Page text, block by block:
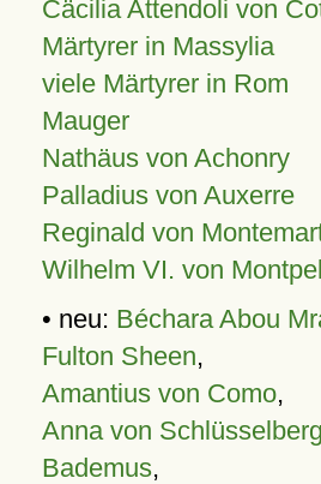
Cäcilia Attendoli von
Märtyrer in Massylia
viele Märtyrer in Rom
Mauger
Nathäus von Achonry
Palladius von Auxerre
Reginald von
Wilhelm VI. von
• neu: Béchara Abou
Fulton Sheen,
Amantius von Como,
Anna von Schlüsselberg
Bademus,